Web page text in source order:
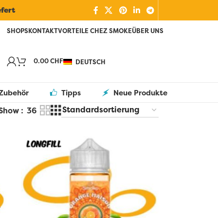
SHOPSKONTAKTVORTEILE CHEZ SMOKEÜBER UNS
0.00CHF DEUTSCH
Tipps Neue Produkte
36